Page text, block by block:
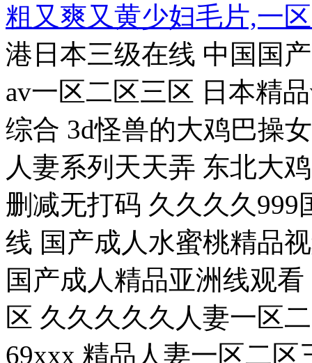
粗又爽又黄少妇毛片,一